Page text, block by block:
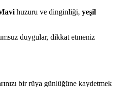
huzuru ve dinginliği, yeşil
duygular, dikkat etmeniz
bir rüya günlüğüne kaydetmek